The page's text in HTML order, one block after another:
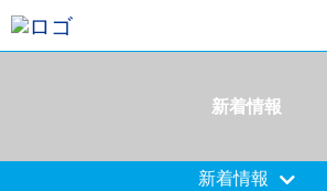
新着情報
新着情報